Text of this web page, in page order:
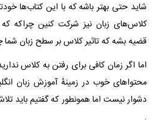
شاید حتی بهتر باشه که با این کتاب‌ها
کلاس‌های زبان نیز شرکت کنین چراکه
قضیه بشه که تاثیر کلاس بر سطح زبان شما
اما اگر زمان کافی برای رفتن به کلاس
محتواهای خوب در زمینهٔ آموزش زبان
دشوار نیست اما همونطور که گفتیم باید
.